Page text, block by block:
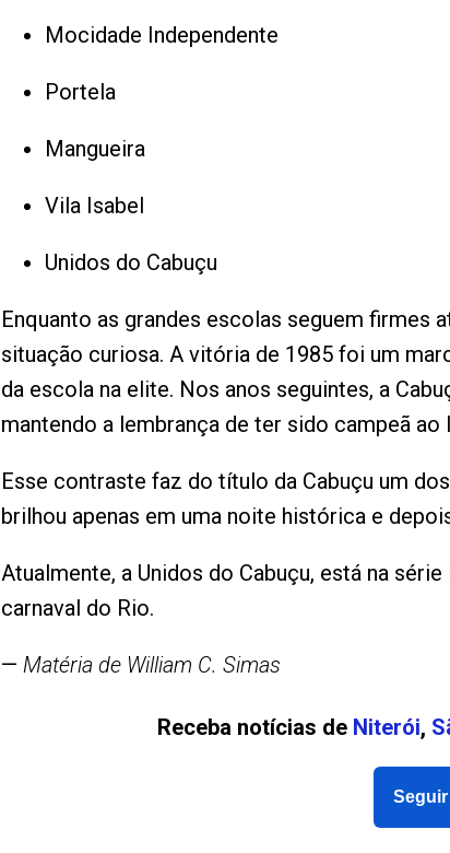
Mocidade Independente
Portela
Mangueira
Vila Isabel
Unidos do Cabuçu
Enquanto as grandes escolas seguem firmes
situação curiosa. A vitória de 1985 foi um
da escola na elite. Nos anos seguintes, a
mantendo a lembrança de ter sido campeã
Esse contraste faz do título da Cabuçu um
brilhou apenas em uma noite histórica e
Atualmente, a Unidos do Cabuçu, está na
carnaval do Rio.
— Matéria de William C. Simas
Receba notícias de Niterói,